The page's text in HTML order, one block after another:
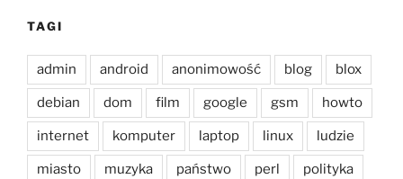
TAGI
admin android anonimowość blog blox
debian dom film google gsm howto
internet komputer laptop linux ludzie
miasto muzyka państwo perl polityka